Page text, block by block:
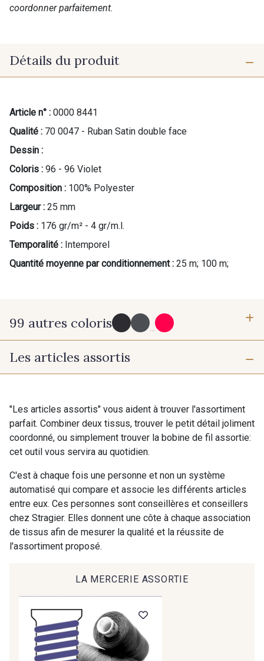
coordonner parfaitement.
Détails du produit
Article n° : 0000 8441
Qualité : 70 0047 - Ruban Satin double face
Dessin :
Coloris : 96 - 96 Violet
Composition : 100% Polyester
Largeur : 25 mm
Poids : 176 gr/m² - 4 gr/m.l.
Temporalité : Intemporel
Quantité moyenne par conditionnement : 25 m; 100 m;
99 autres coloris
725 - 725 Noir
30 - 30 Silver 401 - 401 Blanc
405 - 405 Porcelaine
23 - 23 Natural
09 - 09 Crème 20-STR - Ivoire Stragier
27 - 27 Beige
29 - 29 Sable
254 - 254 Misty Rose
Les articles assortis
"Les articles assortis" vous aident à trouver l'assortiment
parfait. Combiner deux tissus, trouver le petit détail joliment
coordonné, ou simplement trouver la bobine de fil assortie:
cet outil vous servira au quotidien.
C'est à chaque fois une personne et non un système
automatisé qui compare et associe les différents articles
entre eux. Ces personnes sont conseillères et conseillers
chez Stragier. Elles donnent une côte à chaque association
de tissus afin de mesurer la qualité et la réussite de
l'assortiment proposé.
LA MERCERIE ASSORTIE